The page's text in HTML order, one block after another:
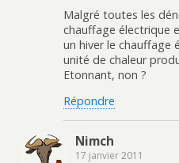
Malgré toutes les
chauffage électrique
un hiver le chauffage
unité de chaleur
Etonnant, non ?
Répondre
Nimch
17 janvier 2011